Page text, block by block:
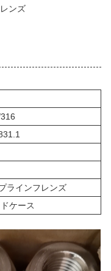
ンズ
ラインフレンズ
ケース